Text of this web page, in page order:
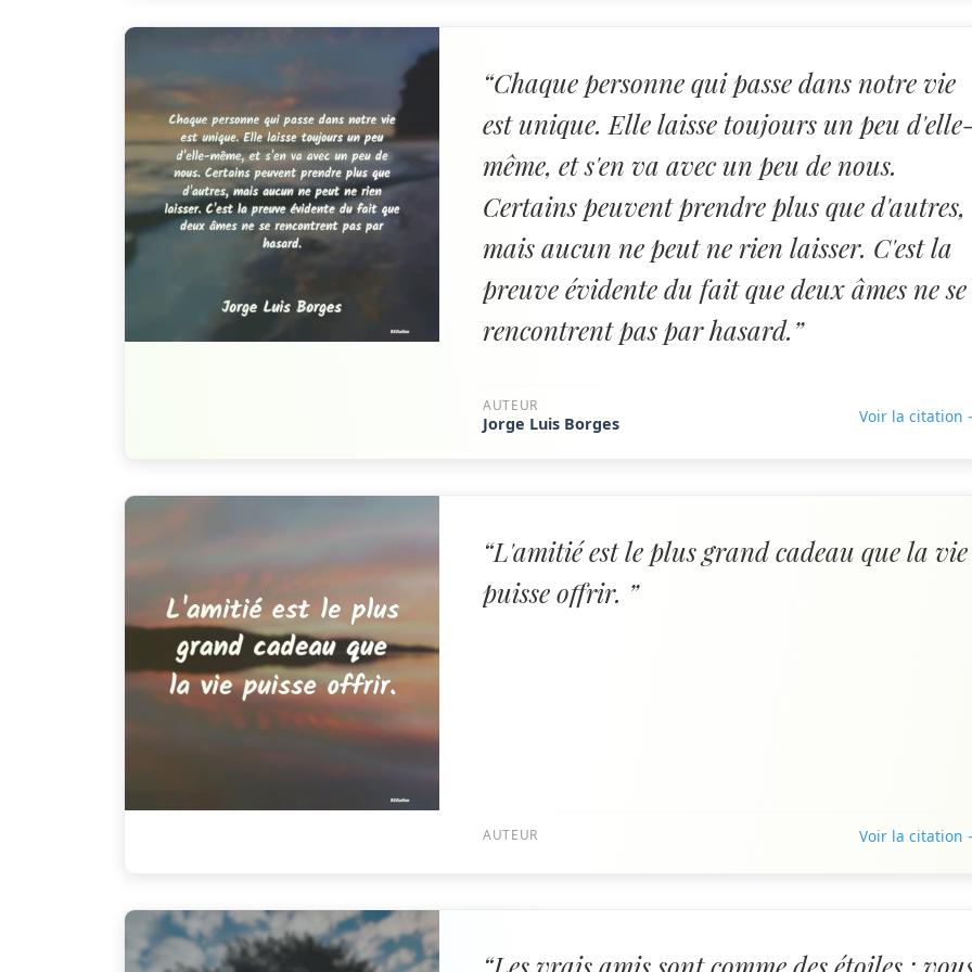
“Chaque personne qui passe dans notre vie
est unique. Elle laisse toujours un peu
même, et s'en va avec un peu de nous.
Certains peuvent prendre plus que d'autres,
mais aucun ne peut ne rien laisser. C'est la
preuve évidente du fait que deux âmes ne se
rencontrent pas par hasard.”
AUTEUR
Jorge Luis Borges Voir la citation
“L'amitié est le plus grand cadeau que la vie
puisse offrir. ”
AUTEUR Voir la citation